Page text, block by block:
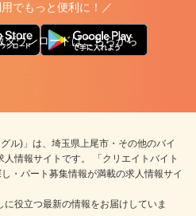
でもっと便利に！／
ダウンロードはこちらから
ル)」は、埼玉県上尾市・その他のバイ
人情報サイトです。 「クリエイトバイト
・パート募集情報が満載の求人情報サイ
役立つ最新の情報をお届けしていま